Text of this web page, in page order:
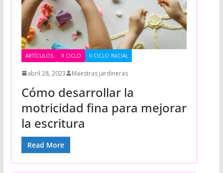
ARTÍCULOS II CICLO II CICLO INICIAL
abril 28, 2023 Maestras jardineras
Cómo desarrollar la
motricidad fina para mejorar
la escritura
Read More